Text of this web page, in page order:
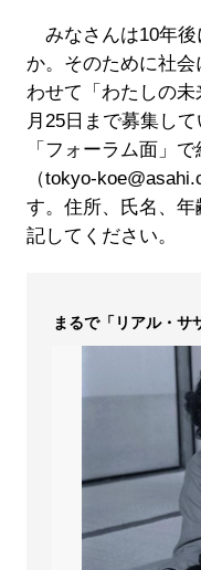
みなさんは10年後
か。そのために社
わせて「わたしの
月25日まで募集し
「フォーラム面」
（tokyo-
す。住所、氏名、
記してください。
まるで「リアル・サ